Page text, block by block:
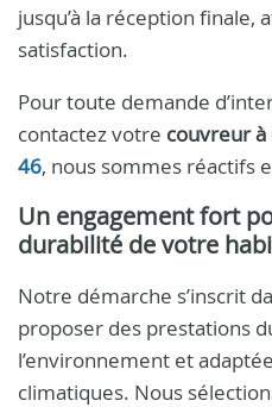
jusqu’à la réception finale,
satisfaction.
Pour toute demande
contactez votre couvreur
46, nous sommes réactifs
Un engagement fort
durabilité de votre
Notre démarche s’inscrit
proposer des prestations
l’environnement et
climatiques. Nous